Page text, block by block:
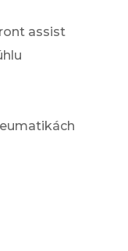
assist